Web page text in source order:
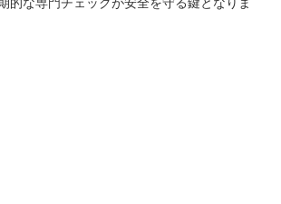
的な専門チェックが安全を守る鍵となりま